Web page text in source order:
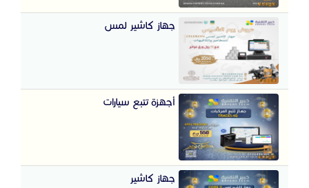
جهاز كاشير لمس
أجهزة تتبع سيارات
جهاز كاشير